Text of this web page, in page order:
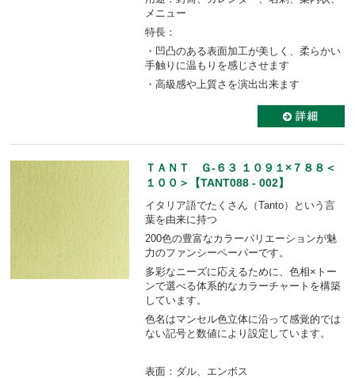
メニュー
特長：
・凹凸のある表面加工が美しく、柔らかい
手触りに温もりを感じさせます
・高級感や上質さを演出出来ます
ＴＡＮＴ Ｇ-６３ １０９１×７８８＜
１００＞【TANT088 - 002】
イタリア語でたくさん（Tanto）という言
葉を由来に持つ
200色の豊富なカラーバリエーションが魅
力のファンシーペーパーです。
多彩なニーズに応えるために、色相×トー
ンで選べる体系的なカラーチャートを構築
しています。
色名はマンセル色立体に沿って感覚的では
ない記号と数値により設定しています。
表面：ダル、エンボス